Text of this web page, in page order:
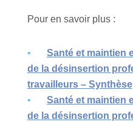
Pour en savoir plus :
Santé et maintien
de la désinsertion
travailleurs – Synthèse
Santé et maintien
de la désinsertion